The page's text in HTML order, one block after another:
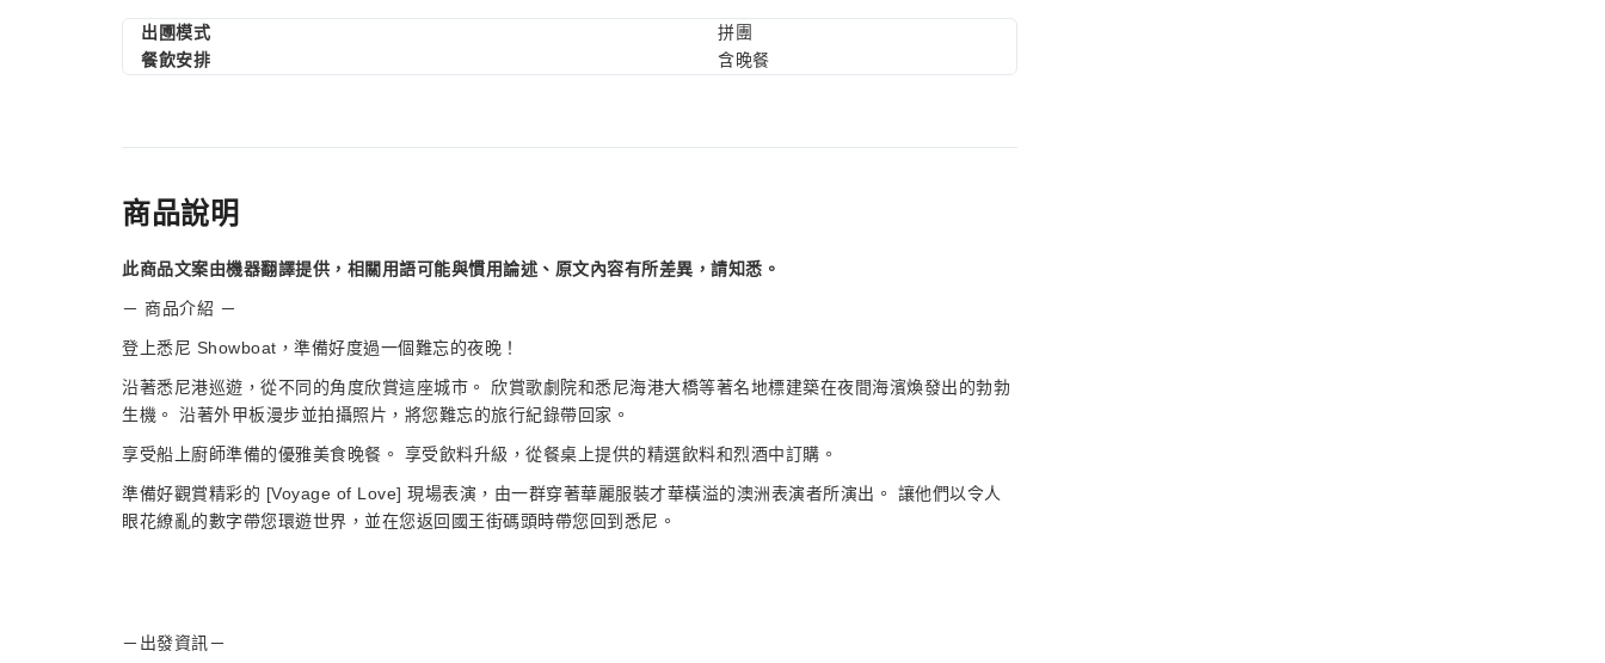
出圑模式
拼團
餐飲安排
含晚餐
商品說明
此商品文案由機器翻譯提供，相關用語可能與慣用論述、原文內容有所差異，請知悉。
－ 商品介紹 －
登上悉尼 Showboat，準備好度過一個難忘的夜晚！
沿著悉尼港巡遊，從不同的角度欣賞這座城市。 欣賞歌劇院和悉尼海港大橋等著名地標建築在夜間海濱煥發出的勃勃
生機。 沿著外甲板漫步並拍攝照片，將您難忘的旅行紀錄帶回家。
享受船上廚師準備的優雅美食晚餐。 享受飲料升級，從餐桌上提供的精選飲料和烈酒中訂購。
準備好觀賞精彩的 [Voyage of Love] 現場表演，由一群穿著華麗服裝才華橫溢的澳洲表演者所演出。 讓他們以令人
眼花繚亂的數字帶您環遊世界，並在您返回國王街碼頭時帶您回到悉尼。
－出發資訊－